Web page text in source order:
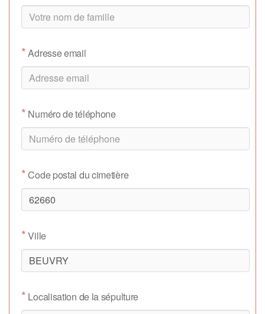
*Adresse email
* Numéro de téléphone
*Code postal du cimetière
*Ville
* Localisation de la sépulture